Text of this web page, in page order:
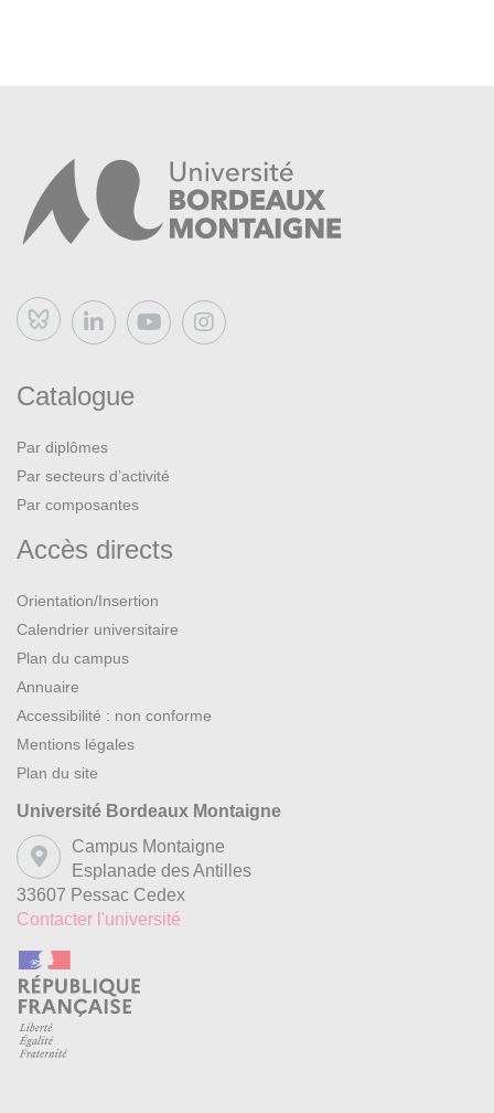
Bluesky
Catalogue
Par diplômes
Par secteurs d’activité
Par composantes
Accès directs
Orientation/Insertion
Calendrier universitaire
Plan du campus
Annuaire
Accessibilité : non conforme
Mentions légales
Plan du site
Université Bordeaux Montaigne
Campus Montaigne
Esplanade des Antilles
33607 Pessac Cedex
Contacter l'université